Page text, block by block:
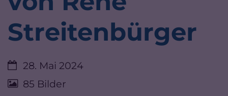
Streitenbürger
Datum:
28. Mai 2024
85 Bilder